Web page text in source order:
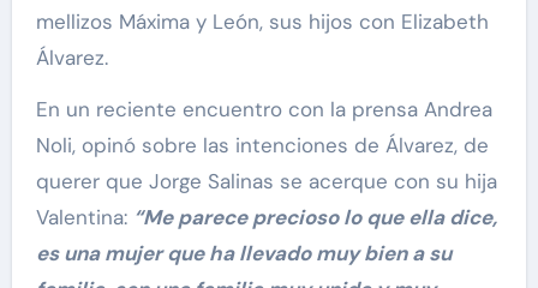
mellizos Máxima y León, sus hijos con Elizabeth
Álvarez.
En un reciente encuentro con la prensa Andrea
Noli, opinó sobre las intenciones de Álvarez, de
querer que Jorge Salinas se acerque con su hija
Valentina: “Me parece precioso lo que ella dice,
es una mujer que ha llevado muy bien a su